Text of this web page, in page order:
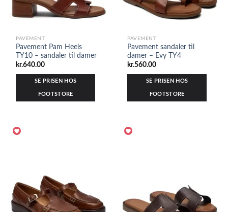
PAVEMENT
Pavement Pam Heels
TY10 – sandaler til damer
kr.640.00
SE PRISEN HOS
FOOTSTORE
PAVEMENT
Pavement sandaler til
damer – Evy TY4
kr.560.00
SE PRISEN HOS
FOOTSTORE